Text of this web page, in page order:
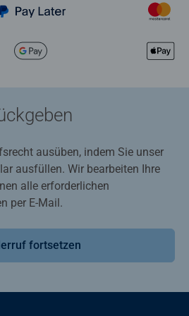
ausüben, indem Sie unser
ausfüllen. Wir bearbeiten Ihre
alle erforderlichen
per E-Mail.
fortsetzen